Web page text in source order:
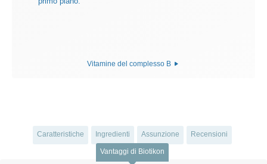
Vitamine del complesso B
Caratteristiche Ingredienti Assunzione Recensioni
Vantaggi di Biotikon